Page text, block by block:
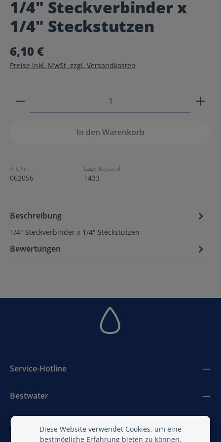
Durchschnittliche Bewertung von 0 von 5 Sternen
1/4" Steckverbinder x
1/4" Steckstutzen
6,10 €
Preise inkl. MwSt. zzgl. Versandkosten
Produkt Anzahl: Gib den gewünschten Wert ein
In den Warenkorb
Art.Nr.:
062056
Lagerbestand:
1433
Beschreibung
1/4" Steckverbinder x 1/4" Steckstutzen
Bewertungen
Service-Hotline
Bestwater
BestAir
Diese Website verwendet Cookies, um eine
bestmögliche Erfahrung bieten zu können.